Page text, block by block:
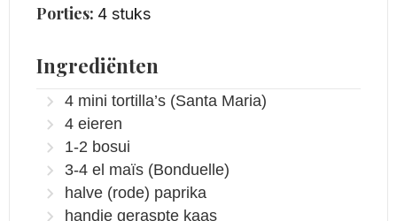
Porties: 4 stuks
Ingrediënten
4 mini tortilla’s (Santa Maria)
4 eieren
1-2 bosui
3-4 el maïs (Bonduelle)
halve (rode) paprika
handje geraspte kaas